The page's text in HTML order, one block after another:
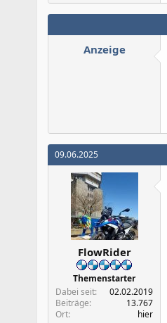
Anzeige
09.06.2025
FlowRider
Themenstarter
Dabei seit
02.02.2019
Beiträge
13.767
Ort
hier